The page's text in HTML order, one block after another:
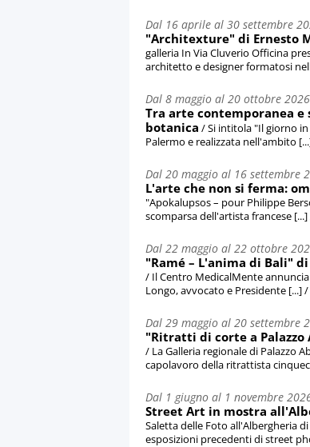
Dal 16 aprile al 30 settembre
"Architexture" di Ernesto
galleria In Via Cluverio Officina
architetto e designer formatosi
Dal 8 maggio al 20 ottobre 2026
Tra arte contemporanea e
botanica / Si intitola "Il giorno
Palermo e realizzata nell'ambito
Dal 20 maggio al 16 settembre
L'arte che non si ferma:
"Apokalupsos – pour Philippe
scomparsa dell'artista francese
Dal 22 maggio al 22 ottobre
"Ramé – L'anima di Bali"
/ Il Centro MedicalMente
Longo, avvocato e Presidente [...] /
Dal 29 maggio al 20 settembre
"Ritratti di corte a
/ La Galleria regionale di Palazzo
capolavoro della ritrattista
Dal 1 giugno al 1 novembre
Street Art in mostra
Saletta delle Foto all'Albergheria
esposizioni precedenti di street